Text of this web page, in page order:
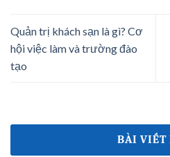
Quản trị khách sạn là gì? Cơ
hội việc làm và trường đào
tạo
BÀI VIẾT